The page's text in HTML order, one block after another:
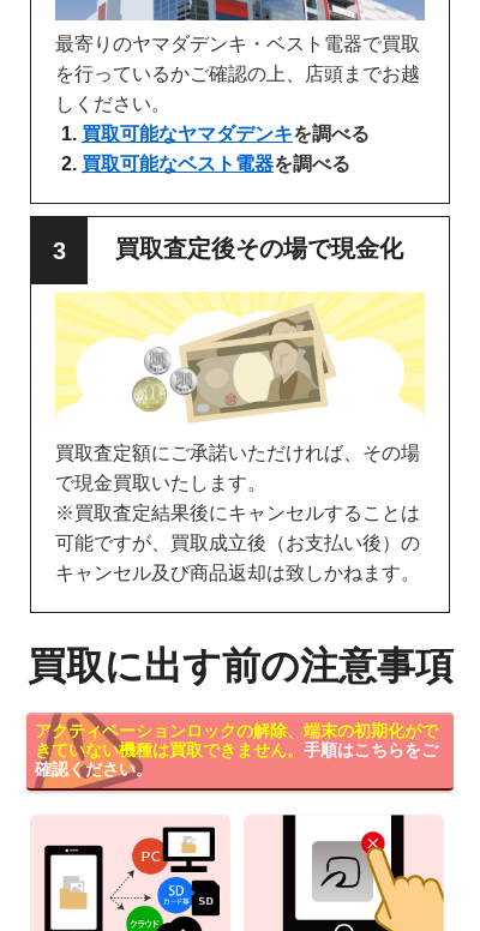
最寄りのヤマダデンキ・ベスト電器で買取
を行っているかご確認の上、店頭までお越
しください。
買取可能なヤマダデンキを調べる
買取可能なベスト電器を調べる
買取査定後その場で現金化
買取査定額にご承諾いただければ、その場
で現金買取いたします。
※買取査定結果後にキャンセルすることは
可能ですが、買取成立後（お支払い後）の
キャンセル及び商品返却は致しかねます。
買取に出す前の注意事項
アクティベーションロックの解除、端末の初期化がで
きていない機種は買取できません。 手順はこちらをご
確認ください。